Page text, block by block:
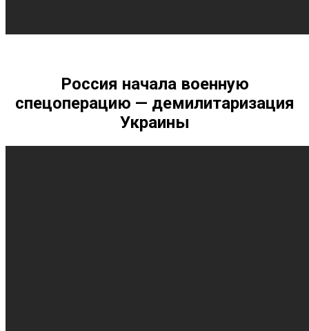
Россия начала военную
спецоперацию — демилитаризация
Украины